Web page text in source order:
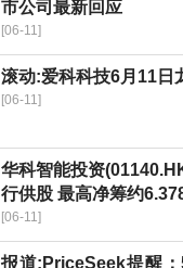
市公司最新回应
[06-11]
滚动:爱科科技6月11日
[06-11]
华科智能投资
行供股 最高净筹约
[06-11]
报道:PriceSeek提醒